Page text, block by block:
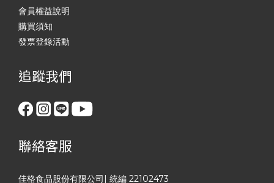
會員權益說明
購買須知
發票登錄活動
追蹤我們
聯絡客服
佳格食品股份有限公司| 統編 22102473